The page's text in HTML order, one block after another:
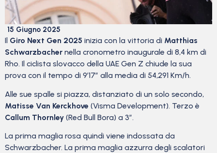
15 Giugno 2025
Il Giro Next Gen 2025 inizia con la vittoria di Matthias
Schwarzbacher nella cronometro inaugurale di 8,4 km di
Rho. Il ciclista slovacco della UAE Gen Z chiude la sua
prova con il tempo di 9’17” alla media di 54,291 Km/h.
Alle sue spalle si piazza, distanziato di un solo secondo,
Matisse Van Kerckhove (Visma Development). Terzo è
Callum Thornley (Red Bull Bora) a 3″.
La prima maglia rosa quindi viene indossata da
Schwarzbacher. La prima maglia azzurra degli scalatori